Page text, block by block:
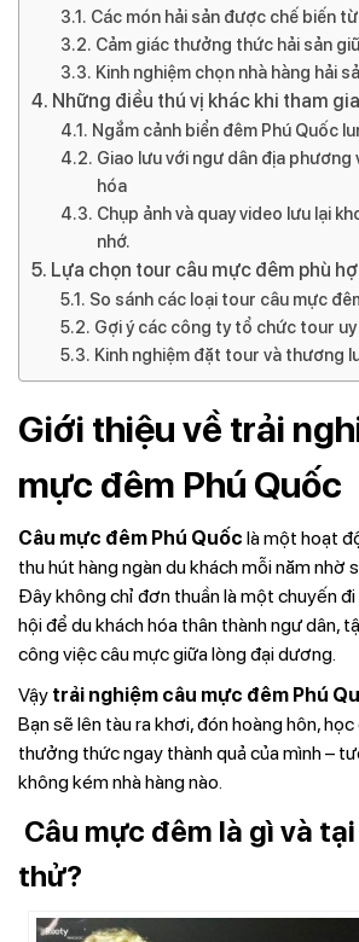
Các món hải sản được chế biến
Cảm giác thưởng thức hải sản
Kinh nghiệm chọn nhà hàng hải
Những điều thú vị khác khi tham
Ngắm cảnh biển đêm Phú Quốc
Giao lưu với ngư dân địa phương
hóa
Chụp ảnh và quay video lưu lại
nhớ.
Lựa chọn tour câu mực đêm phù
So sánh các loại tour câu mực
Gợi ý các công ty tổ chức tour
Kinh nghiệm đặt tour và thương
Giới thiệu về trải
mực đêm Phú Quốc
Câu mực đêm Phú Quốc là một hoạt
thu hút hàng ngàn du khách mỗi năm nhờ
Đây không chỉ đơn thuần là một chuyến đi
hội để du khách hóa thân thành ngư dân,
công việc câu mực giữa lòng đại dương.
Vậy trải nghiệm câu mực đêm Phú
Bạn sẽ lên tàu ra khơi, đón hoàng hôn,
thưởng thức ngay thành quả của mình –
không kém nhà hàng nào.
Câu mực đêm là gì và
thử?